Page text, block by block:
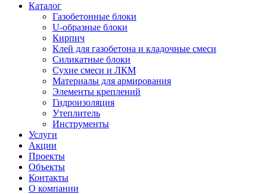
Каталог
Газобетонные блоки
U-образные блоки
Кирпич
Клей для газобетона и кладочные смеси
Силикатные блоки
Сухие смеси и ЛКМ
Материалы для армирования
Элементы креплений
Гидроизоляция
Утеплитель
Инструменты
Услуги
Акции
Проекты
Объекты
Контакты
О компании